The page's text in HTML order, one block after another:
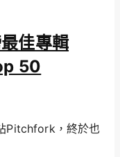
佳專輯
50
Pitchfork，終於也